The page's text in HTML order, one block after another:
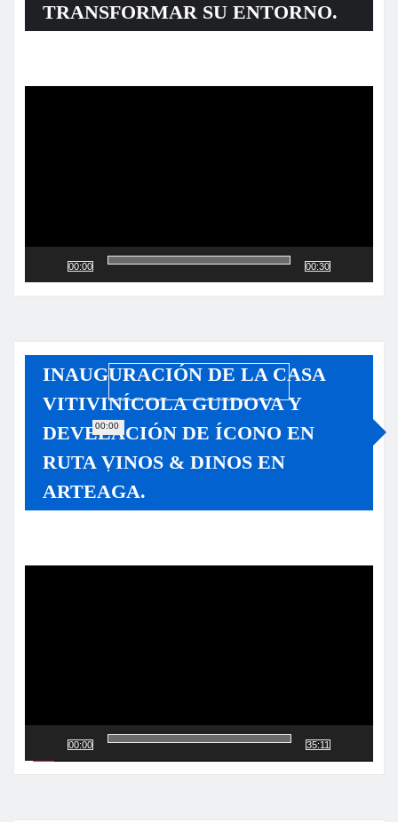
TRANSFORMAR SU ENTORNO.
00:00
00:00
00:30
INAUGURACIÓN DE LA CASA
VITIVINÍCOLA GUIDOVA Y
DEVELACIÓN DE ÍCONO EN
RUTA VINOS & DINOS EN
ARTEAGA.
00:00 35:11